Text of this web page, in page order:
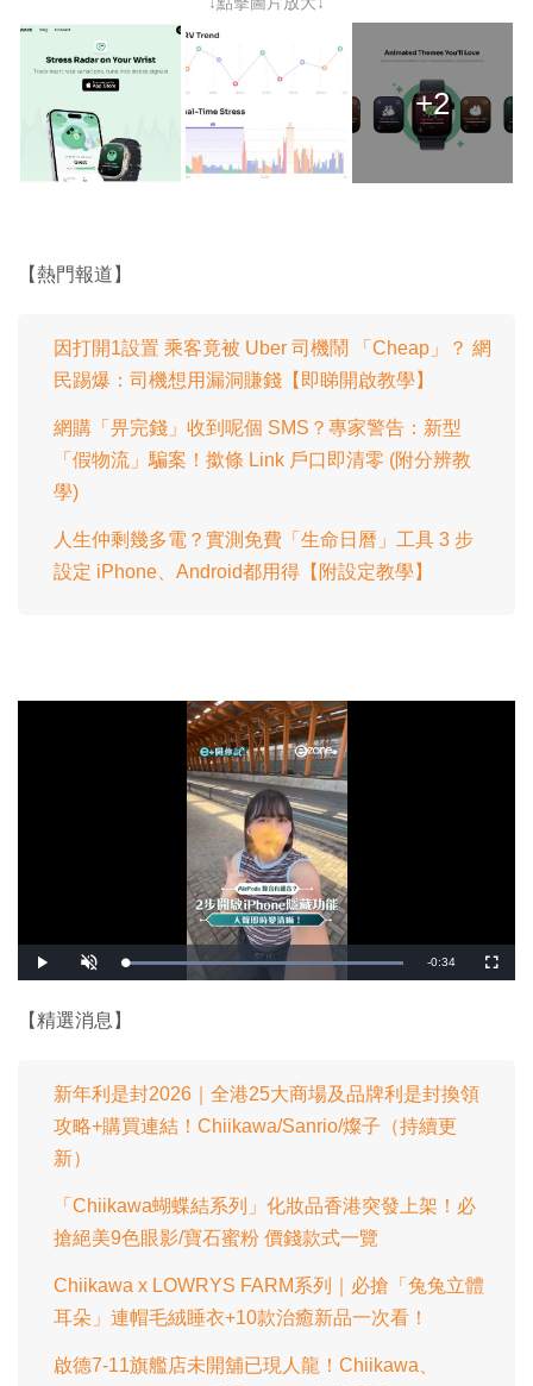
+2
【熱門報道】
因打開1設置 乘客竟被 Uber 司機鬧 「Cheap」？ 網
民踢爆：司機想用漏洞賺錢【即睇開啟教學】
網購「畀完錢」收到呢個 SMS？專家警告：新型
「假物流」騙案！撳條 Link 戶口即清零 (附分辨教
學)
人生仲剩幾多電？實測免費「生命日曆」工具 3 步
設定 iPhone、Android都用得【附設定教學】
播
放
開
啟
載
入
0
%
剩
-0:34
全
螢
【精選消息】
新年利是封2026｜全港25大商場及品牌利是封換領
攻略+購買連結！Chiikawa/Sanrio/燦子（持續更
新）
「Chiikawa蝴蝶結系列」化妝品香港突發上架！必
搶絕美9色眼影/寶石蜜粉 價錢款式一覽
Chiikawa x LOWRYS FARM系列｜必搶「兔兔立體
耳朵」連帽毛絨睡衣+10款治癒新品一次看！
啟德7-11旗艦店未開舖已現人龍！Chiikawa、